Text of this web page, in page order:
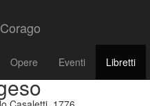
Corago
Opere Eventi Libretti